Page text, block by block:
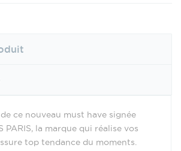
ce nouveau must have signée
PARIS, la marque qui réalise vos
top tendance du moments.